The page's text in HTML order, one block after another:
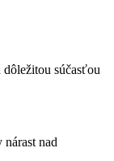
dôležitou súčasťou
nad